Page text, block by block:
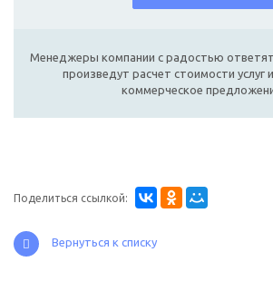
Менеджеры компании с радостью
произведут расчет стоимости услуг
коммерческое
Поделиться ссылкой:
Вернуться к списку